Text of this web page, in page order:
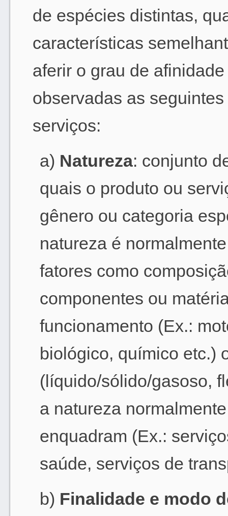
de espécies distintas,
características
aferir o grau de
observadas as
serviços:
a) Natureza: conjunto
quais o produto ou
gênero ou categoria
natureza é
fatores como
componentes ou
funcionamento (Ex.:
biológico, químico etc.)
(líquido/sólido/gasoso,
a natureza
enquadram (Ex.:
saúde, serviços de
b) Finalidade e modo